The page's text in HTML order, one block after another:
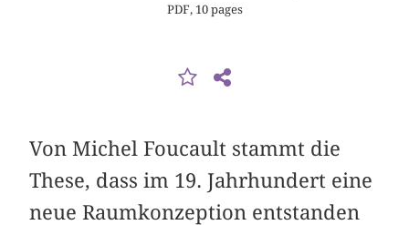
PDF, 10 pages
Von Michel Foucault stammt die
These, dass im 19. Jahrhundert eine
neue Raumkonzeption entstanden